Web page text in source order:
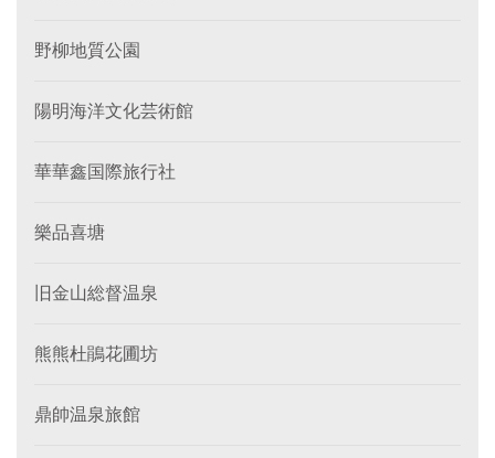
野柳地質公園
陽明海洋文化芸術館
華華鑫国際旅行社
樂品喜塘
旧金山総督温泉
熊熊杜鵑花圃坊
鼎帥温泉旅館